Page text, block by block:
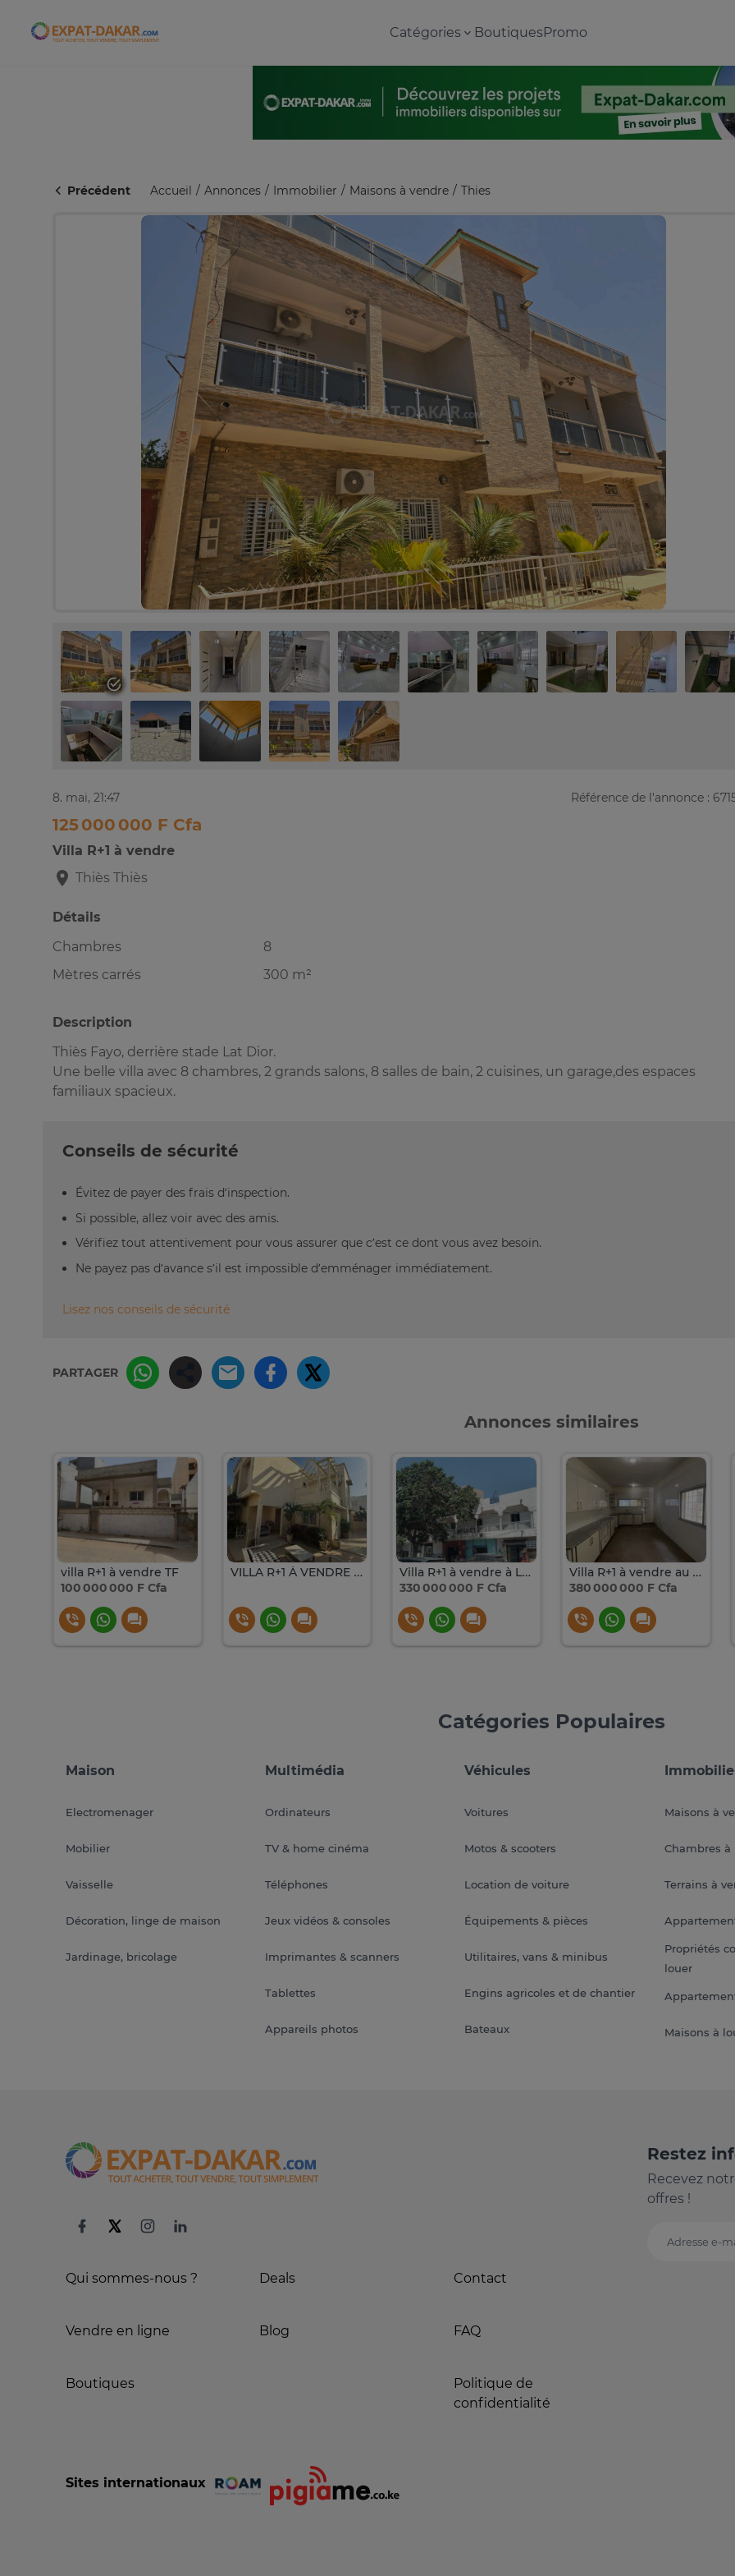
Expat-Dakar Catégories BoutiquesPromo
Précédent Accueil Annonces Immobilier Maisons à vendre Thies
8. mai, 21:47 Référence de l'annonce :
125 000 000 F Cfa
Villa R+1 à vendre
Thiès Thiès
Détails
Chambres
8
Mètres carrés
300 m²
Description
Thiès Fayo, derrière stade Lat Dior.
Une belle villa avec 8 chambres, 2 grands salons, 8 salles de bain, 2 cuisines, un garage,des espaces
familiaux spacieux.
Conseils de sécurité
Évitez de payer des frais d’inspection.
Si possible, allez voir avec des amis.
Vérifiez tout attentivement pour vous assurer que c’est ce dont vous avez besoin.
Ne payez pas d’avance s’il est impossible d’emménager immédiatement.
Lisez nos conseils de sécurité
PARTAGER
Annonces similaires
villa R+1 à vendre TF
100 000 000 F Cfa
VILLA R+1 À VENDRE À LA SIPRES
Villa R+1 à vendre à LIBERTE 6
330 000 000 F Cfa
Villa R+1 à vendre au Point E
380 000 000 F Cfa
Catégories Populaires
Maison
Electromenager
Mobilier
Vaisselle
Décoration, linge de maison
Jardinage, bricolage
Multimédia
Ordinateurs
TV & home cinéma
Téléphones
Jeux vidéos & consoles
Imprimantes & scanners
Tablettes
Appareils photos
Véhicules
Voitures
Motos & scooters
Location de voiture
Équipements & pièces
Utilitaires, vans & minibus
Engins agricoles et de chantier
Bateaux
Maisons à
Chambres à
Terrains à
Propriétés
louer
Maisons à
Qui sommes-nous ?
Vendre en ligne
Boutiques
Deals
Blog
Contact
FAQ
Politique de
confidentialité
Restez
Recevez
offres !
Adresse e-
Sites internationaux